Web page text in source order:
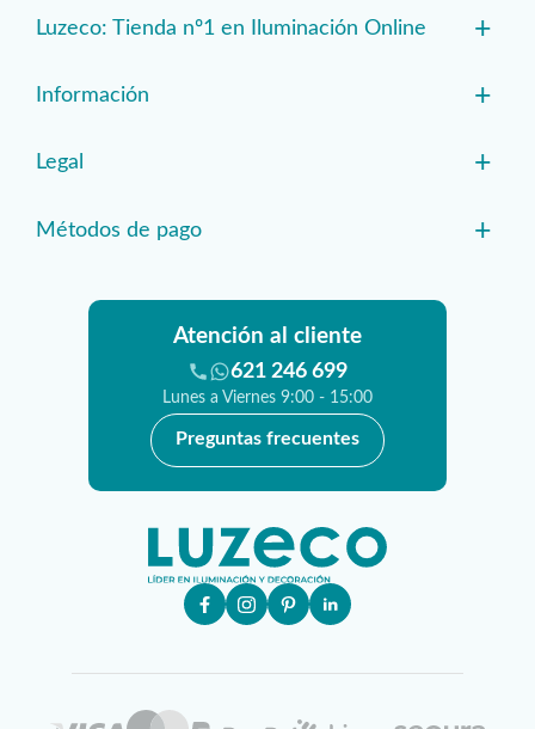
Luzeco: Tienda nº1 en Iluminación Online +
Información +
Legal +
Métodos de pago +
Atención al cliente
621 246 699
Lunes a Viernes 9:00 - 15:00
Preguntas frecuentes